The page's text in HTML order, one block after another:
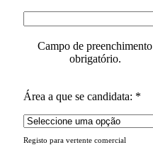
Campo de preenchimento
obrigatório.
Área a que se candidata: *
Registo para vertente comercial